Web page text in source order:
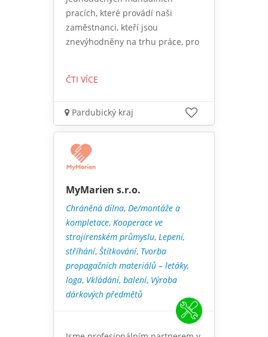
pracích, které provádí naši
zaměstnanci, kteří jsou
znevýhodněny na trhu práce, pro
ČTI VÍCE
Pardubický kraj
MyMarien s.r.o.
Chráněná dílna, De/montáže a
kompletace, Kooperace ve
strojírenském průmyslu, Lepení,
stříhání, Štítkování, Tvorba
propagačních materiálů – letáky,
loga, Vkládání, balení, Výroba
dárkových předmětů